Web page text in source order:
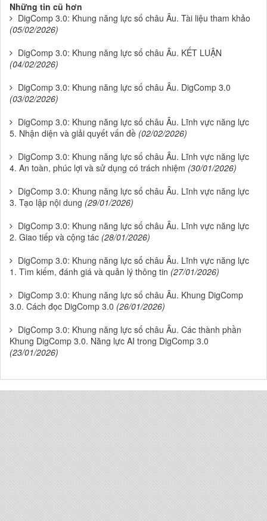
Những tin cũ hơn
DigComp 3.0: Khung năng lực số châu Âu. Tài liệu tham khảo
(05/02/2026)
DigComp 3.0: Khung năng lực số châu Âu. KẾT LUẬN
(04/02/2026)
DigComp 3.0: Khung năng lực số châu Âu. DigComp 3.0
(03/02/2026)
DigComp 3.0: Khung năng lực số châu Âu. Lĩnh vực năng lực
5. Nhận diện và giải quyết vấn đề (02/02/2026)
DigComp 3.0: Khung năng lực số châu Âu. Lĩnh vực năng lực
4. An toàn, phúc lợi và sử dụng có trách nhiệm (30/01/2026)
DigComp 3.0: Khung năng lực số châu Âu. Lĩnh vực năng lực
3. Tạo lập nội dung (29/01/2026)
DigComp 3.0: Khung năng lực số châu Âu. Lĩnh vực năng lực
2. Giao tiếp và cộng tác (28/01/2026)
DigComp 3.0: Khung năng lực số châu Âu. Lĩnh vực năng lực
1. Tìm kiếm, đánh giá và quản lý thông tin (27/01/2026)
DigComp 3.0: Khung năng lực số châu Âu. Khung DigComp
3.0. Cách đọc DigComp 3.0 (26/01/2026)
DigComp 3.0: Khung năng lực số châu Âu. Các thành phần
Khung DigComp 3.0. Năng lực AI trong DigComp 3.0
(23/01/2026)